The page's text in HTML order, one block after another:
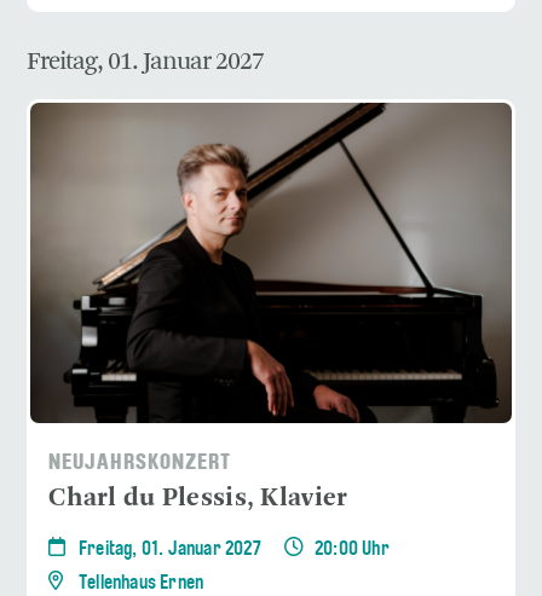
Freitag, 01. Januar 2027
NEUJAHRSKONZERT
Charl du Plessis, Klavier
Freitag, 01. Januar 2027
20:00 Uhr
Tellenhaus Ernen